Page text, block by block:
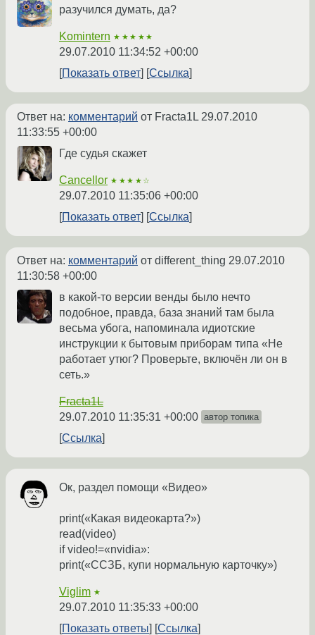
разучился думать, да?
Komintern ★★★★★
29.07.2010 11:34:52 +00:00
Показать ответ
Ссылка
Ответ на: комментарий от Fracta1L 29.07.2010
11:33:55 +00:00
Где судья скажет
Cancellor ★★★★☆
29.07.2010 11:35:06 +00:00
Показать ответ
Ссылка
Ответ на: комментарий от different_thing 29.07.2010
11:30:58 +00:00
в какой-то версии венды было нечто
подобное, правда, база знаний там была
весьма убога, напоминала идиотские
инструкции к бытовым приборам типа «Не
работает утюг? Проверьте, включён ли он в
сеть.»
Fracta1L
29.07.2010 11:35:31 +00:00 автор топика
Ссылка
Ок, раздел помощи «Видео»
print(«Какая видеокарта?»)
read(video)
if video!=«nvidia»:
print(«ССЗБ, купи нормальную карточку»)
Viglim ★
29.07.2010 11:35:33 +00:00
Показать ответы
Ссылка